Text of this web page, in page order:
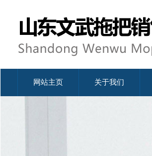
网站主页 关于我们